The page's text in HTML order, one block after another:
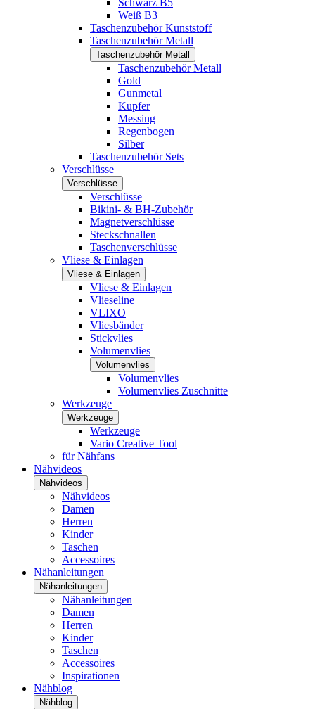
Schwarz B5
Weiß B3
Taschenzubehör Kunststoff
Taschenzubehör Metall
Taschenzubehör Metall
Taschenzubehör Metall
Gold
Gunmetal
Kupfer
Messing
Regenbogen
Silber
Taschenzubehör Sets
Verschlüsse
Verschlüsse
Verschlüsse
Bikini- & BH-Zubehör
Magnetverschlüsse
Steckschnallen
Taschenverschlüsse
Vliese & Einlagen
Vliese & Einlagen
Vliese & Einlagen
Vlieseline
VLIXO
Vliesbänder
Stickvlies
Volumenvlies
Volumenvlies
Volumenvlies
Volumenvlies Zuschnitte
Werkzeuge
Werkzeuge
Werkzeuge
Vario Creative Tool
für Nähfans
Nähvideos
Nähvideos
Nähvideos
Damen
Herren
Kinder
Taschen
Accessoires
Nähanleitungen
Nähanleitungen
Nähanleitungen
Damen
Herren
Kinder
Taschen
Accessoires
Inspirationen
Nähblog
Nähblog